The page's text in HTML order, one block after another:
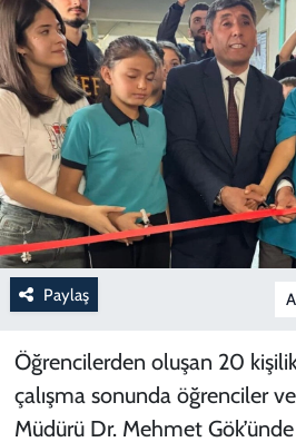
Paylaş A
Öğrencilerden oluşan 20
çalışma sonunda öğrenciler
Müdürü Dr. Mehmet